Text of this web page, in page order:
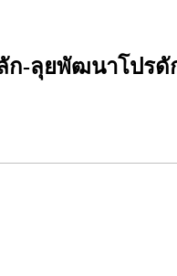
ก-ลุยพัฒนาโปร